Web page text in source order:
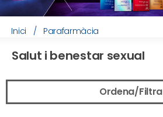
Llistes
INFORMACIÓ GENERAL
Inici / Parafarmàcia
Salut i benestar sexual
Ordena/Filtra